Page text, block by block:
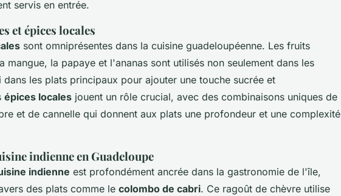
servis en entrée.
et épices locales
sont omniprésentes dans la cuisine guadeloupéenne. Les fruits
mangue, la papaye et l'ananas sont utilisés non seulement dans les
dans les plats principaux pour ajouter une touche sucrée et
épices locales jouent un rôle crucial, avec des combinaisons uniques de
et de cannelle qui donnent aux plats une profondeur et une complexité
indienne en Guadeloupe
indienne est profondément ancrée dans la gastronomie de l'île,
des plats comme le colombo de cabri. Ce ragoût de chèvre utilise